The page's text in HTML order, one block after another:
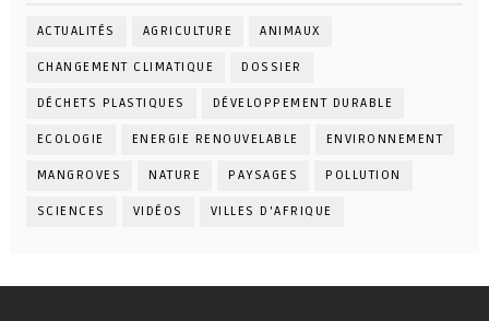
ACTUALITÉS AGRICULTURE ANIMAUX
CHANGEMENT CLIMATIQUE DOSSIER
DÉCHETS PLASTIQUES DÉVELOPPEMENT DURABLE
ECOLOGIE ENERGIE RENOUVELABLE ENVIRONNEMENT
MANGROVES NATURE PAYSAGES POLLUTION
SCIENCES VIDÉOS VILLES D'AFRIQUE